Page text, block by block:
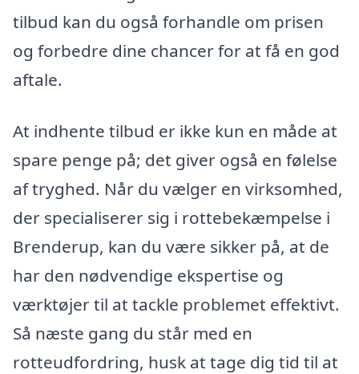
tilbud kan du også forhandle om prisen
og forbedre dine chancer for at få en god
aftale.
At indhente tilbud er ikke kun en måde at
spare penge på; det giver også en følelse
af tryghed. Når du vælger en virksomhed,
der specialiserer sig i rottebekæmpelse i
Brenderup, kan du være sikker på, at de
har den nødvendige ekspertise og
værktøjer til at tackle problemet effektivt.
Så næste gang du står med en
rotteudfordring, husk at tage dig tid til at